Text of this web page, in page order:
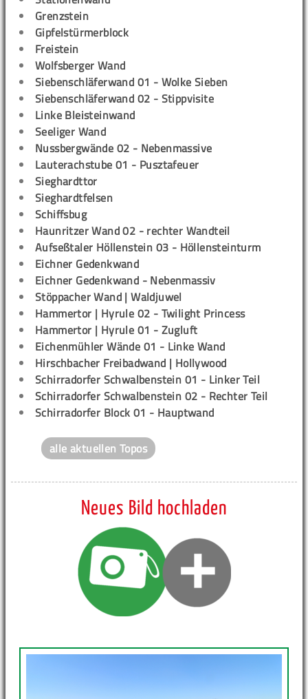
Grenzstein
Gipfelstürmerblock
Freistein
Wolfsberger Wand
Siebenschläferwand 01 - Wolke Sieben
Siebenschläferwand 02 - Stippvisite
Linke Bleisteinwand
Seeliger Wand
Nussbergwände 02 - Nebenmassive
Lauterachstube 01 - Pusztafeuer
Sieghardttor
Sieghardtfelsen
Schiffsbug
Haunritzer Wand 02 - rechter Wandteil
Aufseßtaler Höllenstein 03 - Höllensteinturm
Eichner Gedenkwand
Eichner Gedenkwand - Nebenmassiv
Stöppacher Wand | Waldjuwel
Hammertor | Hyrule 02 - Twilight Princess
Hammertor | Hyrule 01 - Zugluft
Eichenmühler Wände 01 - Linke Wand
Hirschbacher Freibadwand | Hollywood
Schirradorfer Schwalbenstein 01 - Linker Teil
Schirradorfer Schwalbenstein 02 - Rechter Teil
Schirradorfer Block 01 - Hauptwand
alle aktuellen Topos
Neues Bild hochladen